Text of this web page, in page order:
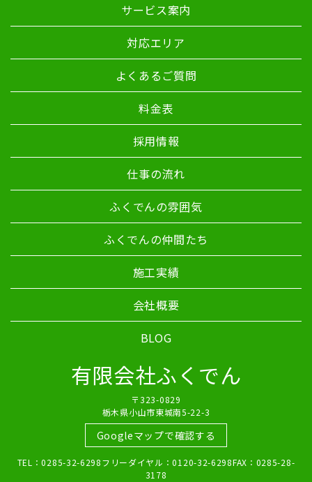
サービス案内
対応エリア
よくあるご質問
料金表
採用情報
仕事の流れ
ふくでんの雰囲気
ふくでんの仲間たち
施工実績
会社概要
BLOG
有限会社ふくでん
〒323-0829
栃木県小山市東城南5-22-3
Googleマップで確認する
TEL：0285-32-6298フリーダイヤル：0120-32-6298FAX：0285-28-
3178